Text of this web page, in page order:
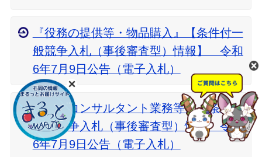
『役務の提供等・物品購入』【条件付一
般競争入札（事後審査型）情報】 令和
6年7月9日公告（電子入札）
『建設コンサルタント業務等』【条件付
一般競争入札（事後審査型）情報 令和
6年7月9日公告（電子入札）